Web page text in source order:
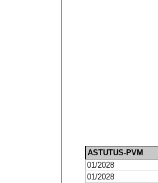
ASTUTUS-PVM
01/2028
01/2028